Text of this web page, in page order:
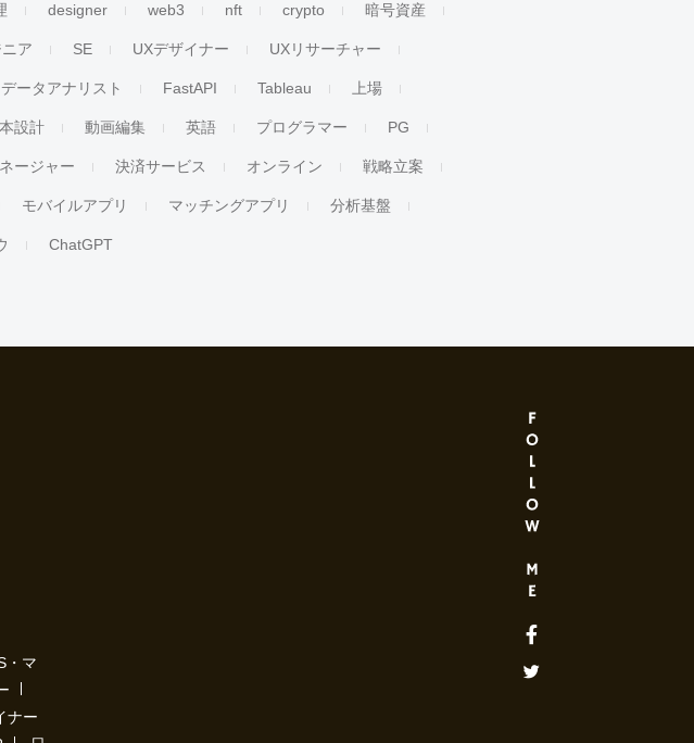
designer web3 nft crypto 暗号資産
ア SE UXデザイナー UXリサーチャー
データアナリスト FastAPI Tableau 上場
設計 動画編集 英語 プログラマー PG
ージャー 決済サービス オンライン 戦略立案
モバイルアプリ マッチングアプリ 分析基盤
ChatGPT
・マ
ナー